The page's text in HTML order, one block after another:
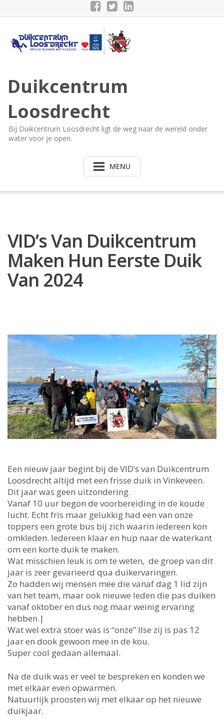
naar
Duikcentrum
Loosdrecht
Bij Duikcentrum Loosdrecht ligt de weg naar de wereld onder
water voor je open.
MENU
VID’s Van Duikcentrum
Maken Hun Eerste Duik
Van 2024
Een nieuw jaar begint bij de VID’s van Duikcentrum
Loosdrecht altijd met een frisse duik in Vinkeveen.
Dit jaar was geen uitzondering.
Vanaf 10 uur begon de voorbereiding in de koude
lucht. Echt fris maar gelukkig had een van onze
toppers een grote bus bij zich waarin iedereen kon
omkleden. Iedereen klaar en hup naar de waterkant
om een korte duik te maken.
Wat misschien leuk is om te weten, de groep van dit
jaar is zeer gevarieerd qua duikervaringen.
Zo hadden wij mensen mee die vanaf dag 1 lid zijn
van het team, maar ook nieuwe leden die pas duiken
vanaf oktober en dus nog maar weinig ervaring
hebben.|
Wat wel extra stoer was is “onze” Ilse zij is pas 12
jaar en dook gewoon mee in de kou.
Super cool gedaan allemaal.
Na de duik was er veel te bespreken en konden we
met elkaar even opwarmen.
Natuurlijk proosten wij met elkaar op het nieuwe
duikjaar.